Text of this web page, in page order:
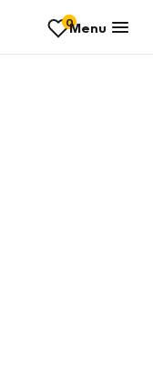
0Menu